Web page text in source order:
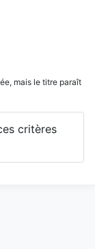
mais le titre paraît
critères